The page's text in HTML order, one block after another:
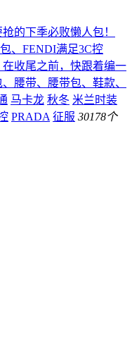
的下季必败懒人包！
、FENDI满足3C控
收尾之前，快跟着编一
腰带、腰带包、鞋款、
马卡龙 秋冬 米兰时装
PRADA 征服 30178个